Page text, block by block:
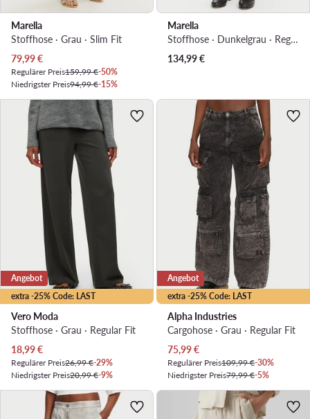
Marella
Stoffhose · Grau · Slim Fit
Aktueller Preis
79,99€
Regulärer Preis159,99 €-50%
Niedrigster Preis94,99 €-15%
Marella
Stoffhose · Dunkelgrau · Regular Fit
134,99€
extra -25% Code: LAST
Angebot
Vero Moda
Stoffhose · Grau · Regular Fit
Aktueller Preis
18,99€
Regulärer Preis26,99 €-29%
Niedrigster Preis20,99 €-9%
extra -25% Code: LAST
Angebot
Alpha Industries
Cargohose · Grau · Regular Fit
Aktueller Preis
75,99€
Regulärer Preis109,99 €-30%
Niedrigster Preis79,99 €-5%